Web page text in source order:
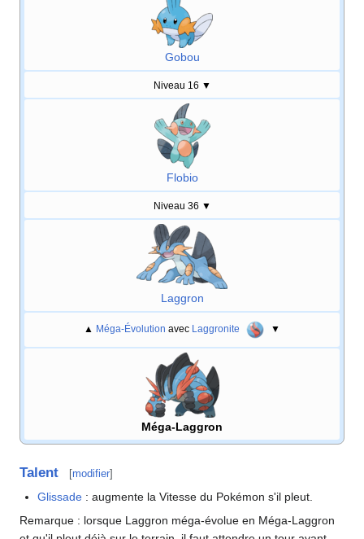
Gobou
Niveau 16 ▼
Flobio
Niveau 36 ▼
Laggron
▲ Méga-Évolution avec Laggronite ▼
Méga-Laggron
Talent [modifier]
Glissade : augmente la Vitesse du Pokémon s'il pleut.
Remarque : lorsque Laggron méga-évolue en Méga-Laggron